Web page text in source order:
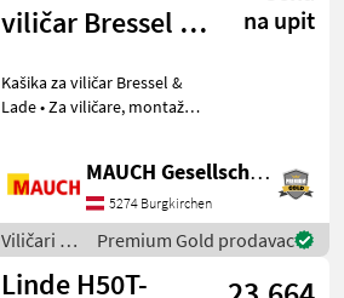
Toyota
viličar Bressel &
na upit
Kašika za viličar Bressel &
Lade • Za viličare, montaža
407 mm ili ISO 3 - visina
nosača vilica 508 mm) • V
MAUCH Gesellschaft m.b.H. & Co.KG
5274 Burgkirchen
Viličari i
skladišna
tehnika /
Premium Gold prodavac
Linde H50T-